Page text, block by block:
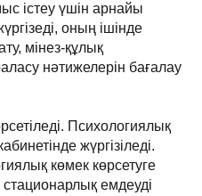
істеу үшін арнайы
оның ішінде
мінез-құлық
нәтижелерін бағалау
Психологиялық
жүргізіледі.
көмек көрсетуге
стационарлық емдеуді